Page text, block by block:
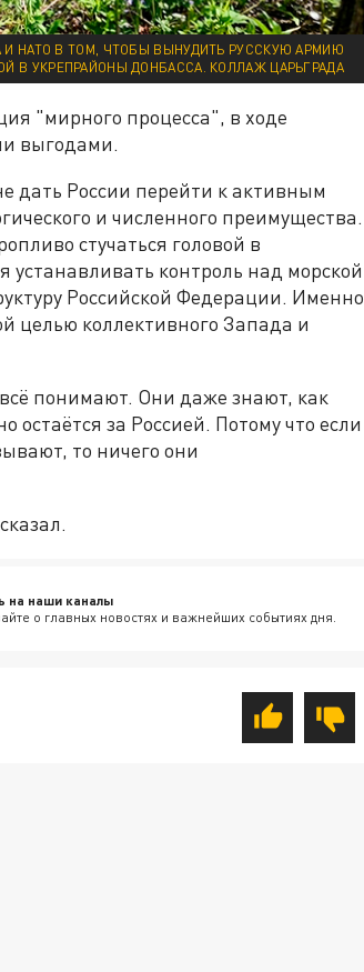
НАТО В ТОМ, ЧТОБЫ ВЫНУДИТЬ РУССКУЮ АРМИЮ
В УКРЕПРАЙОНЫ ДОНБАССА. КОЛЛАЖ ЦАРЬГРАДА
"мирного процесса", в ходе
выгодами.
дать России перейти к активным
и численного преимущества.
стучаться головой в
контроль над морской
Российской Федерации. Именно
целью коллективного Запада и
понимают. Они даже знают, как
остаётся за Россией. Потому что если
то ничего они
на наши каналы
о главных новостях и важнейших событиях дня.